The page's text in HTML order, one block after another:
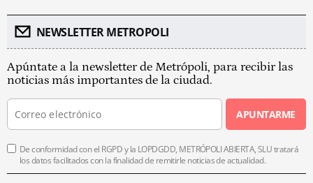
NEWSLETTER METROPOLI
Apúntate a la newsletter de Metrópoli, para recibir las
noticias más importantes de la ciudad.
APUNTARME
De conformidad con el RGPD y la LOPDGDD, METRÓPOLI ABIERTA, SLU tratará
los datos facilitados con la finalidad de remitirle noticias de actualidad.